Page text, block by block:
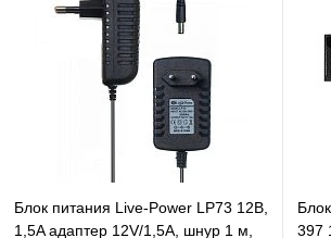
Купить в 1 клик К сравнению
В избранное Под заказ
Блок питания Live-Power LP73 12В,
1,5A адаптер 12V/1,5A, шнур 1 м,
397